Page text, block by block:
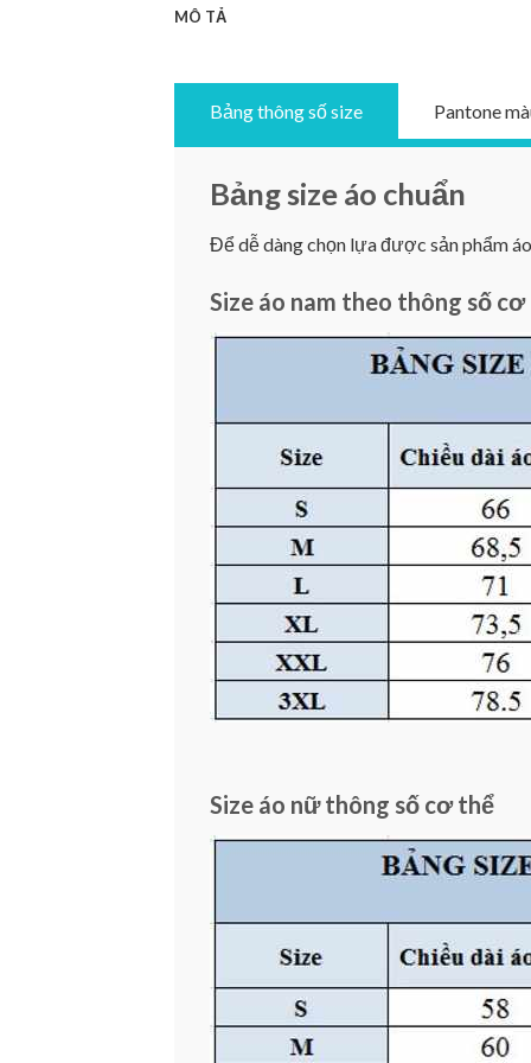
MÔ TẢ
Bảng thông số size Pantone
Bảng size áo chuẩn
Để dễ dàng chọn lựa được sản phẩm
Size áo nam theo thông số
Size áo nữ thông số cơ thể